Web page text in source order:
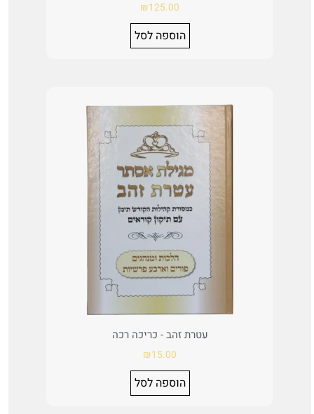
₪125.00
הוספה לסל
עטרת זהב - כריכה רכה
₪15.00
הוספה לסל